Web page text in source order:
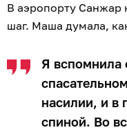
В аэропорту Санжар
шаг. Маша думала,
Я вспомнила
насилии, и в
спиной. Во